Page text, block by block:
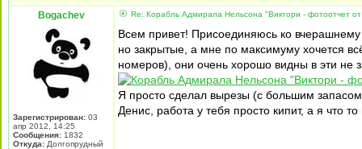
Bogachev
Зарегистрирован: 03
апр 2012, 14:25
Сообщения: 1832
Откуда: Долгопрудный
Re: Корабль Адмирала Нельсона "Виктори - фотоотчет от
Всем привет! Присоединяюсь ко
но закрытые, а мне по максимуму хочется
номеров), они очень хорошо видны в эти не
Я просто сделал вырезы (с большим
Денис, работа у тебя просто кипит, а я что